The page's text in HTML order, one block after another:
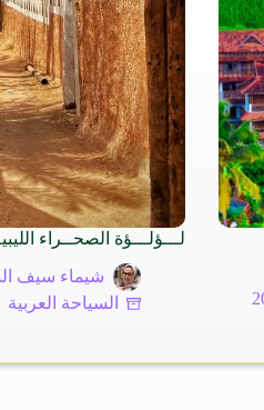
لـــؤلـــؤة الصحــراء
شيماء سيف
السياحة العربية